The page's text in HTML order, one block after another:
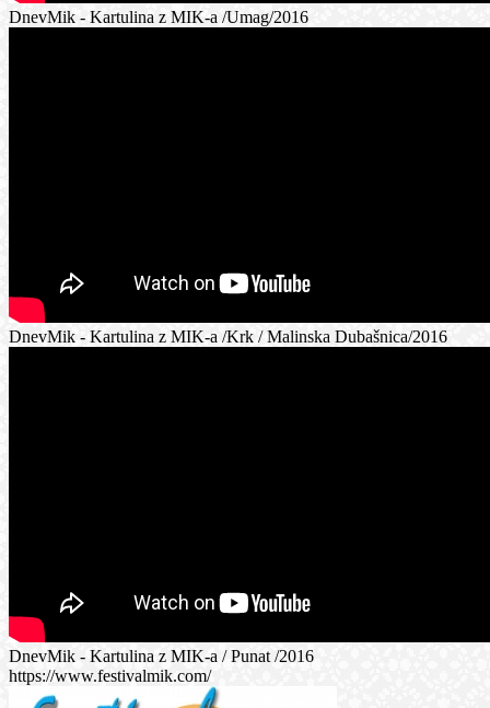
DnevMik - Kartulina z MIK-a /Umag/2016
DnevMik - Kartulina z MIK-a /Krk / Malinska Dubašnica/2016
DnevMik - Kartulina z MIK-a / Punat /2016
https://www.festivalmik.com/